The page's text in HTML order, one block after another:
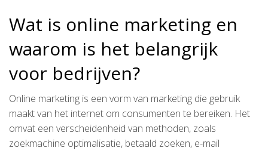
Wat is online marketing en
waarom is het belangrijk
voor bedrijven?
Online marketing is een vorm van marketing die gebruik
maakt van het internet om consumenten te bereiken. Het
omvat een verscheidenheid van methoden, zoals
zoekmachine optimalisatie, betaald zoeken, e-mail